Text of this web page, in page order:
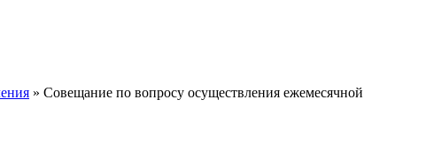
» Совещание по вопросу осуществления ежемесячной